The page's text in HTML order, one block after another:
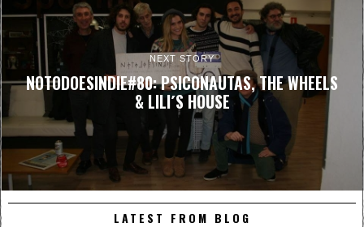
NEXT STORY
NOTODOESINDIE#80: PSICONAUTAS, THE WHEELS
& LILI´S HOUSE
LATEST FROM BLOG